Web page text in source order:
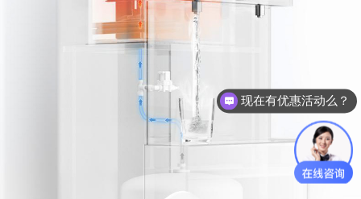
可以介绍下你们的产品么？